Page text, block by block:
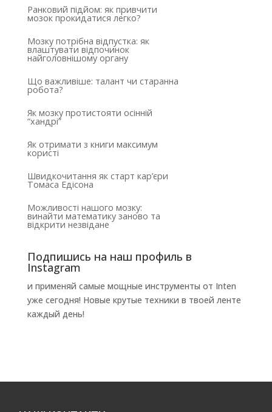
Ранковий підйом: як привчити
мозок прокидатися легко?
Мозку потрібна відпустка: як
влаштувати відпочинок
найголовнішому органу
Що важливіше: талант чи старанна
робота?
Як мозку протистояти осінній
“хандрі”
Як отримати з книги максимум
користі
Швидкочитання як старт кар’єри
Томаса Едісона
Можливості нашого мозку:
винайти математику заново та
відкрити незвідане
Подпишись на наш профиль в
Instagram
и применяй самые мощные инструменты от Inten
уже сегодня! Новые крутые техники в твоей ленте
каждый день!